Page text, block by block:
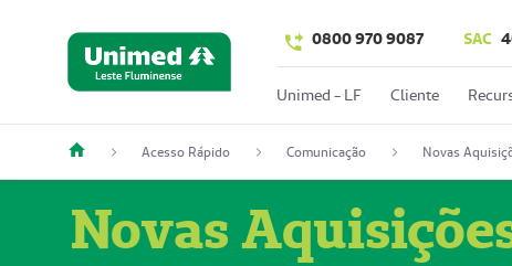
0800 970 9087 SAC
Unimed - LF Cliente
Acesso Rápido Comunicação Novas
Novas